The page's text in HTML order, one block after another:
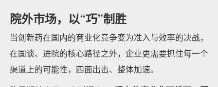
院外市场，以“巧”制胜
当创新药在国内的商业化竞争变为准入与效率的决战，
在国谈、进院的核心路径之外，企业更需要抓住每一个
渠道上的可能性，四面出击、整体加速。